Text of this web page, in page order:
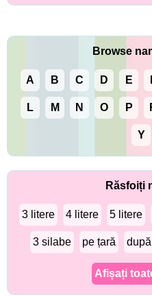
Browse
A B C D E
L M N O P
Y
Răsfoiți
3 litere 4 litere 5 litere
3 silabe pe țară
Afișați